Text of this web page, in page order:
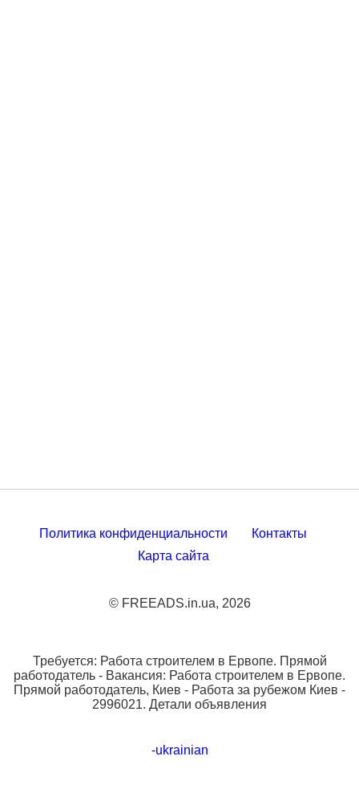
Политика конфиденциальности
Контакты
Карта сайта
© FREEADS.in.ua, 2026
Требуется: Работа строителем в Ервопе. Прямой
работодатель - Вакансия: Работа строителем в Ервопе.
Прямой работодатель, Киев - Работа за рубежом Киев -
2996021. Детали объявления
-ukrainian